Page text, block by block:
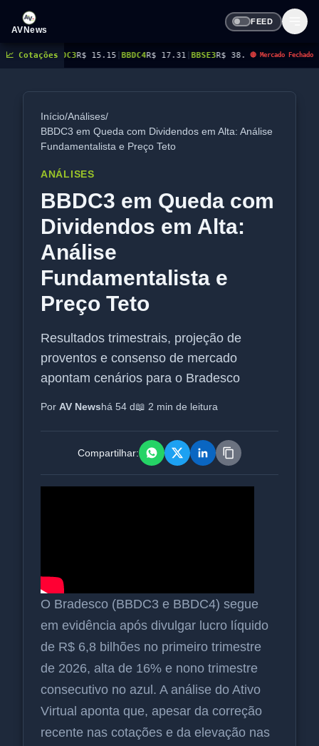
AVNews
FEED
📈 Cotações
BBDC3R$ 15.15|BBDC4R$ 17.31|BBSE3R$ 38.38|BEES3R$ 8.78|BEES4R$
🔴 Mercado Fechado
Início/Análises/
BBDC3 em Queda com Dividendos em Alta: Análise
Fundamentalista e Preço Teto
ANÁLISES
BBDC3 em Queda com
Dividendos em Alta:
Análise
Fundamentalista e
Preço Teto
Resultados trimestrais, projeção de
proventos e consenso de mercado
apontam cenários para o Bradesco
Por AV Newshá 54 d📖 2 min de leitura
Compartilhar:
O Bradesco (BBDC3 e BBDC4) segue
em evidência após divulgar lucro líquido
de R$ 6,8 bilhões no primeiro trimestre
de 2026, alta de 16% e nono trimestre
consecutivo no azul. A análise do Ativo
Virtual aponta que, apesar da correção
recente nas cotações e da elevação nas